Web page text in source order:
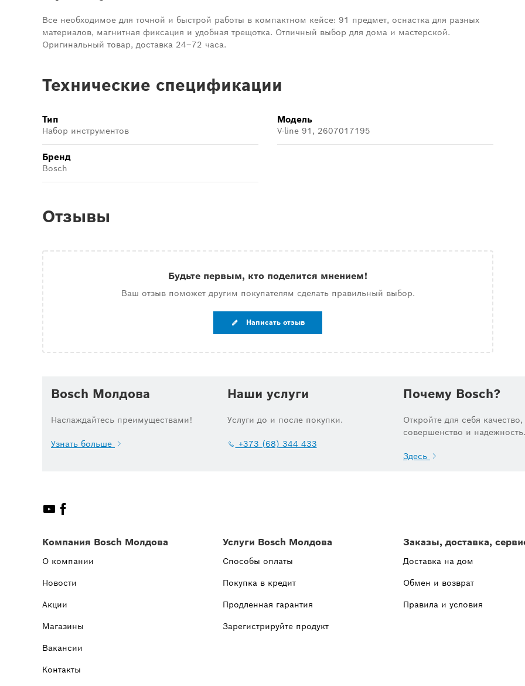
Все необходимое для точной и быстрой работы в компактном кейсе: 91 предмет, оснастка для разных
материалов, магнитная фиксация и удобная трещотка. Отличный выбор для дома и мастерской.
Оригинальный товар, доставка 24–72 часа.
Технические спецификации
Тип
Набор инструментов
Модель
V-line 91, 2607017195
Бренд
Bosch
Отзывы
Будьте первым, кто поделится мнением!
Ваш отзыв поможет другим покупателям сделать правильный выбор.
Написать отзыв
Bosch Молдова
Наслаждайтесь преимуществами!
Узнать больше
Наши услуги
Услуги до и после покупки.
+373 (68) 344 433
Почему Bosch?
Откройте для себя качество,
совершенство и надежность.
Здесь
Компания Bosch Молдова
О компании
Новости
Акции
Магазины
Вакансии
Контакты
Услуги Bosch Молдова
Способы оплаты
Покупка в кредит
Продленная гарантия
Зарегистрируйте продукт
Заказы, доставка,
Доставка на дом
Обмен и возврат
Правила и условия